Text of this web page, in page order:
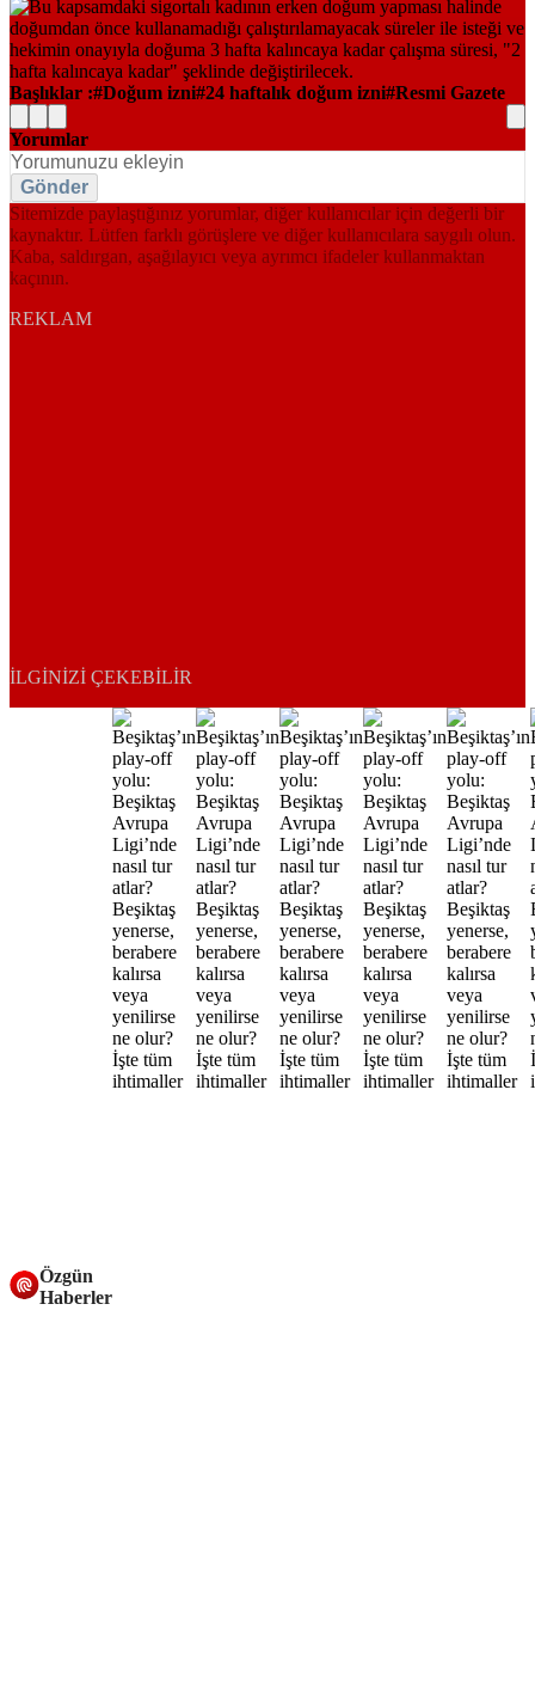
Başlıklar : Doğum izni 24 haftalık doğum izni Resmi Gazete
Yorumlar
Gönder
Sitemizde paylaştığınız yorumlar, diğer kullanıcılar için değerli bir
kaynaktır. Lütfen farklı görüşlere ve diğer kullanıcılara saygılı olun.
Kaba, saldırgan, aşağılayıcı veya ayrımcı ifadeler kullanmaktan
kaçının.
REKLAM
İLGINIZI ÇEKEBILIR
Özgün
Haberler